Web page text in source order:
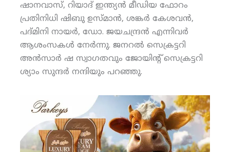
ഷാനവാസ്, റിയാദ് ഇന്ത്യന്‍ മീഡിയ ഫോറം
പ്രതിനിധി ഷിബു ഉസ്മാന്‍, ശങ്കര്‍ കേശവന്‍,
പദ്മിനി നായര്‍, ഡോ. ജയചന്ദ്രന്‍ എന്നിവര്‍
ആശംസകള്‍ നേര്‍ന്നു. ജനറല്‍ സെക്രട്ടറി
അന്‍സാര്‍ ഷ സ്വാഗതവും ജോയിന്റ് സെക്രട്ടറി
ശ്യാം സുന്ദര്‍ നന്ദിയും പറഞ്ഞു.